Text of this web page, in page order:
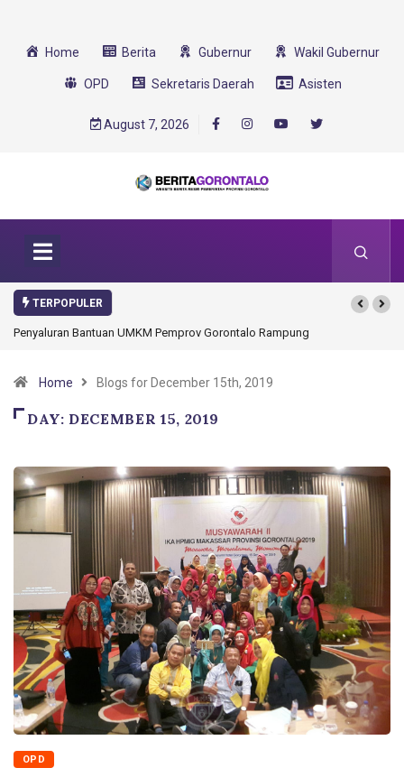
Home Berita Gubernur Wakil Gubernur
OPD Sekretaris Daerah Asisten
August 7, 2026
TERPOPULER
Gorontalo Ikut Dukung Program SMA Unggul Garuda
Home Blogs for December 15th, 2019
DAY: DECEMBER 15, 2019
OPD